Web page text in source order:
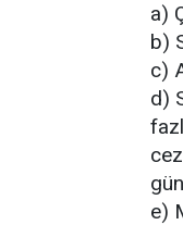
a)
b)
c)
d)
e)